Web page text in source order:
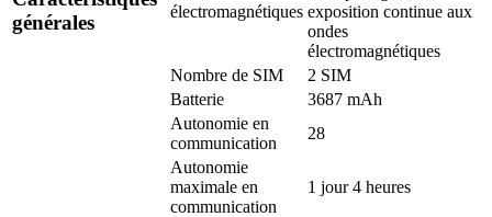
générales
électromagnétiques exposition continue aux
ondes
électromagnétiques
Nombre de SIM
2 SIM
Batterie
3687 mAh
Autonomie en
communication
28
Autonomie
maximale en
communication
1 jour 4 heures